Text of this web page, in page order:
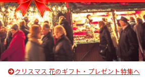
クリスマス 花のギフト・プレゼント特集へ